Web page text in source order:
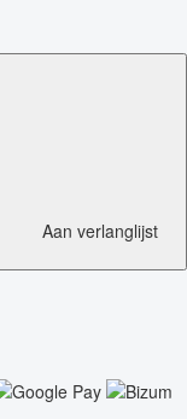
Aan verlanglijst